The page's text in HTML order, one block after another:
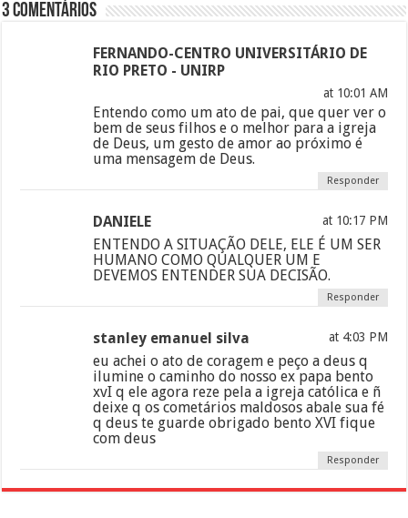
3 Comentários
FERNANDO-CENTRO UNIVERSITÁRIO DE
RIO PRETO - UNIRP
at 10:01 AM
Entendo como um ato de pai, que quer ver o
bem de seus filhos e o melhor para a igreja
de Deus, um gesto de amor ao próximo é
uma mensagem de Deus.
Responder
DANIELE at 10:17 PM
ENTENDO A SITUAÇÃO DELE, ELE É UM SER
HUMANO COMO QUALQUER UM E
DEVEMOS ENTENDER SUA DECISÃO.
Responder
stanley emanuel silva at 4:03 PM
eu achei o ato de coragem e peço a deus q
ilumine o caminho do nosso ex papa bento
xvI q ele agora reze pela a igreja católica e ñ
deixe q os cometários maldosos abale sua fé
q deus te guarde obrigado bento XVI fique
com deus
Responder